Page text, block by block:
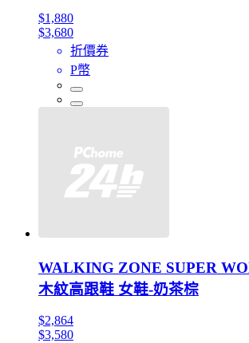
$1,880
$3,680
折價券
P幣
WALKING ZONE SUPER
木紋高跟鞋 女鞋-奶茶棕
$2,864
$3,580